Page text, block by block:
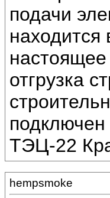
подачи
отгрузка
подключен
ТЭЦ-22
hempsmoke